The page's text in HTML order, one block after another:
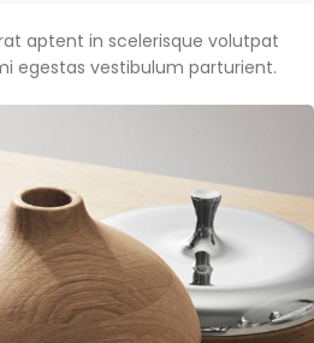
aptent in scelerisque volutpat
egestas vestibulum parturient.